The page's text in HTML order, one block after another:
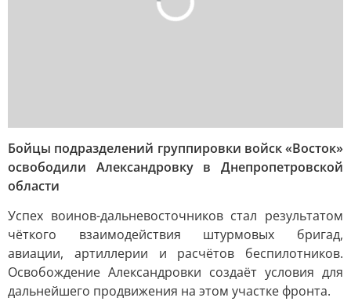
Бойцы подразделений группировки войск «Восток»
освободили Александровку в Днепропетровской
области
Успех воинов-дальневосточников стал результатом
чёткого взаимодействия штурмовых бригад,
авиации, артиллерии и расчётов беспилотников.
Освобождение Александровки создаёт условия для
дальнейшего продвижения на этом участке фронта.